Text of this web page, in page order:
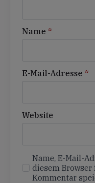
Name *
E-Mail-Adresse *
Website
Name, E-Mail-
diesem
Kommentar